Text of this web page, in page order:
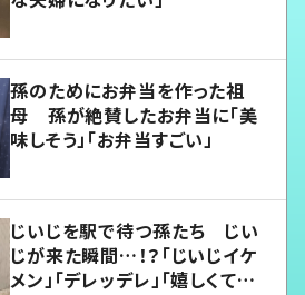
孫のためにお弁当を作った祖
母 孫が絶賛したお弁当に「美
味しそう」「お弁当すごい」
じいじを駅で待つ孫たち じい
じが来た瞬間…！？「じいじイケ
メン」「デレッデレ」「嬉しくて可